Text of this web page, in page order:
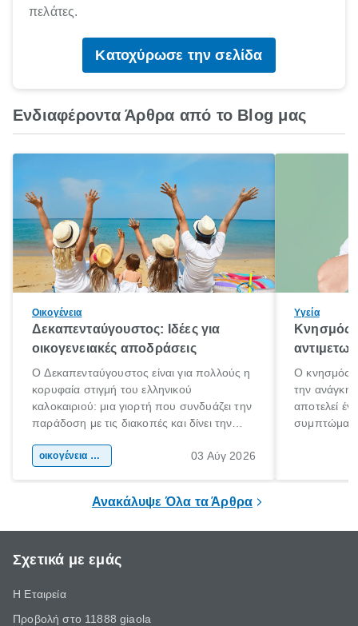
πελάτες.
Κατοχύρωσε την σελίδα
Ενδιαφέροντα Άρθρα από το Blog μας
Οικογένεια
Δεκαπενταύγουστος: Ιδέες για
οικογενειακές αποδράσεις
Ο Δεκαπενταύγουστος είναι για πολλούς η
κορυφαία στιγμή του ελληνικού
καλοκαιριού: μια γιορτή που συνδυάζει την
παράδοση με τις διακοπές και δίνει την
χώρας. Είτε πρόκειται για λίγες μέρες
οικογένεια & παιδί 03 Αύγ 2026
Υγεία
Κνησμός:
Ο κνησμός
την ανάγκη
αποτελεί
Ανακάλυψε Όλα τα Άρθρα
Σχετικά με εμάς
Η Εταιρεία
Προβολή στο 11888 giaola